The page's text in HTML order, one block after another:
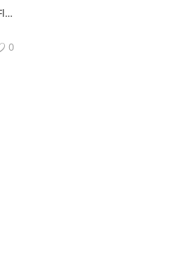
Bicicleta electrica iSEN H1 Flying Fish Alb, 250W, 22NM, Rulare full electric sau asistata, 25km h, IPX4, Baterie detasabila 10Ah iSEN
0